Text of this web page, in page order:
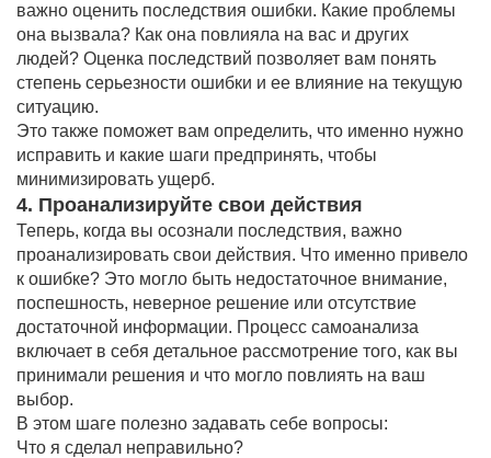
важно оценить последствия ошибки. Какие проблемы
она вызвала? Как она повлияла на вас и других
людей? Оценка последствий позволяет вам понять
степень серьезности ошибки и ее влияние на текущую
ситуацию.
Это также поможет вам определить, что именно нужно
исправить и какие шаги предпринять, чтобы
минимизировать ущерб.
4. Проанализируйте свои действия
Теперь, когда вы осознали последствия, важно
проанализировать свои действия. Что именно привело
к ошибке? Это могло быть недостаточное внимание,
поспешность, неверное решение или отсутствие
достаточной информации. Процесс самоанализа
включает в себя детальное рассмотрение того, как вы
принимали решения и что могло повлиять на ваш
выбор.
В этом шаге полезно задавать себе вопросы:
Что я сделал неправильно?